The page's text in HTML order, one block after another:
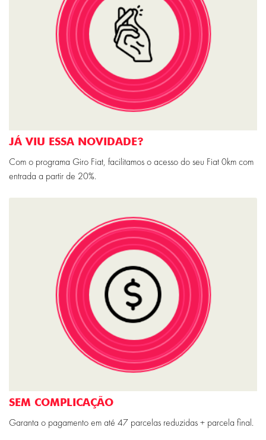
JÁ VIU ESSA NOVIDADE?
Com o programa Giro Fiat, facilitamos o acesso do seu Fiat 0km com
entrada a partir de 20%.
SEM COMPLICAÇÃO
Garanta o pagamento em até 47 parcelas reduzidas + parcela final.